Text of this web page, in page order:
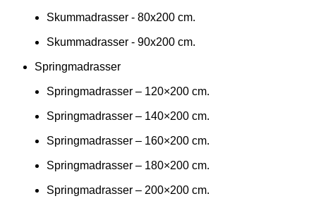
Skummadrasser - 80x200 cm.
Skummadrasser - 90x200 cm.
Springmadrasser
Springmadrasser – 120×200 cm.
Springmadrasser – 140×200 cm.
Springmadrasser – 160×200 cm.
Springmadrasser – 180×200 cm.
Springmadrasser – 200×200 cm.